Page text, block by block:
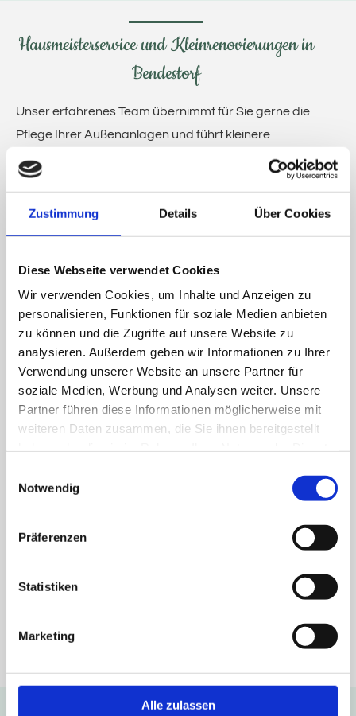
Zustimmung Details Über Cookies
Diese Webseite verwendet Cookies
Wir verwenden Cookies, um Inhalte und Anzeigen zu
personalisieren, Funktionen für soziale Medien anbieten
zu können und die Zugriffe auf unsere Website zu
analysieren. Außerdem geben wir Informationen zu Ihrer
Verwendung unserer Website an unsere Partner für
soziale Medien, Werbung und Analysen weiter. Unsere
Partner führen diese Informationen möglicherweise mit
weiteren Daten zusammen, die Sie ihnen bereitgestellt
Notwendig
Präferenzen
Statistiken
Marketing
Alle zulassen
Hausmeisterservice und Kleinrenovierungen in
Bendestorf
Unser erfahrenes Team übernimmt für Sie gerne die
Pflege Ihrer Außenanlagen und führt kleinere
Renovierungsarbeiten durch. Dabei legen wir Wert
auf saubere, zuverlässige und fachkompetente
Arbeit. Unser Hausmeisterservice kümmert sich
Außenanlagen.
Unsere Leistungen im Überblick:
Pflege von Gartenanlagen
Hausmeisterservice für Verwaltungsobjekte
Einbau von genormten Baufertigteilen (Fenster,
Türen, Schränke, Regale, etc.)